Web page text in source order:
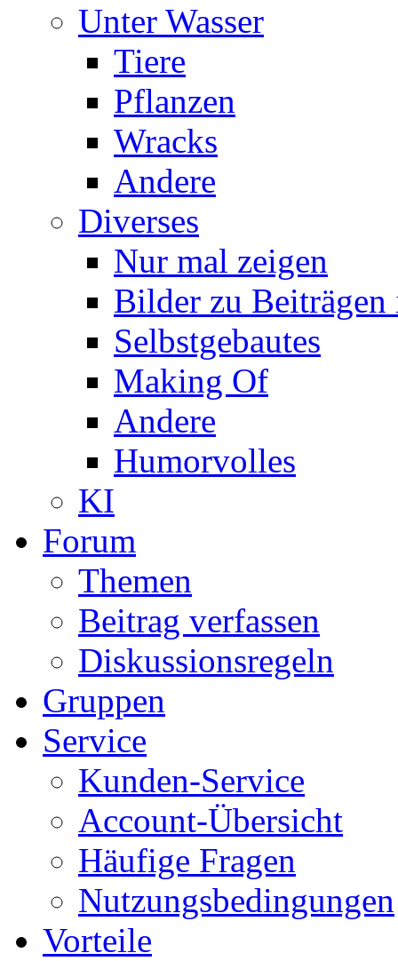
Unter Wasser
Tiere
Pflanzen
Wracks
Andere
Diverses
Nur mal zeigen
Bilder zu
Selbstgebautes
Making Of
Andere
Humorvolles
KI
Forum
Themen
Beitrag verfassen
Diskussionsregeln
Gruppen
Service
Kunden-Service
Account-Übersicht
Häufige Fragen
Nutzungsbedingungen
Vorteile